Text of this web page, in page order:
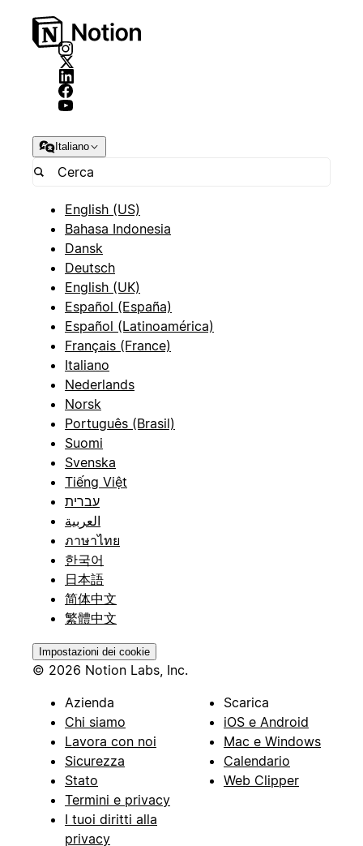
Italiano
English (US)
Bahasa Indonesia
Dansk
Deutsch
English (UK)
Español (España)
Español (Latinoamérica)
Français (France)
Italiano
Nederlands
Norsk
Português (Brasil)
Suomi
Svenska
Tiếng Việt
עברית
العربية
ภาษาไทย
한국어
日本語
简体中文
繁體中文
Impostazioni dei cookie
© 2026 Notion Labs, Inc.
Azienda
Chi siamo
Lavora con noi
Sicurezza
Stato
Termini e privacy
I tuoi diritti alla
privacy
Scarica
iOS e Android
Mac e Windows
Calendario
Web Clipper